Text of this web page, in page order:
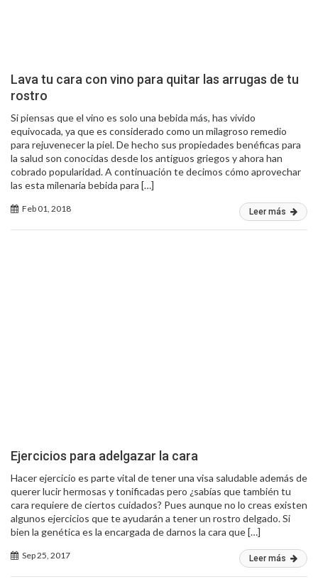
Lava tu cara con vino para quitar las arrugas de tu
rostro
Si piensas que el vino es solo una bebida más, has vivido
equivocada, ya que es considerado como un milagroso remedio
para rejuvenecer la piel. De hecho sus propiedades benéficas para
la salud son conocidas desde los antiguos griegos y ahora han
cobrado popularidad. A continuación te decimos cómo aprovechar
las esta milenaria bebida para […]
Feb 01, 2018 Leer más
Ejercicios para adelgazar la cara
Hacer ejercicio es parte vital de tener una visa saludable además de
querer lucir hermosas y tonificadas pero ¿sabías que también tu
cara requiere de ciertos cuidados? Pues aunque no lo creas existen
algunos ejercicios que te ayudarán a tener un rostro delgado. Si
bien la genética es la encargada de darnos la cara que […]
Sep 25, 2017 Leer más